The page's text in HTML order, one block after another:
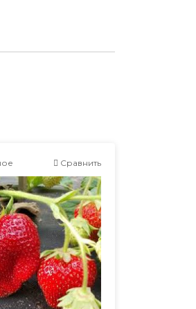
Сравнить